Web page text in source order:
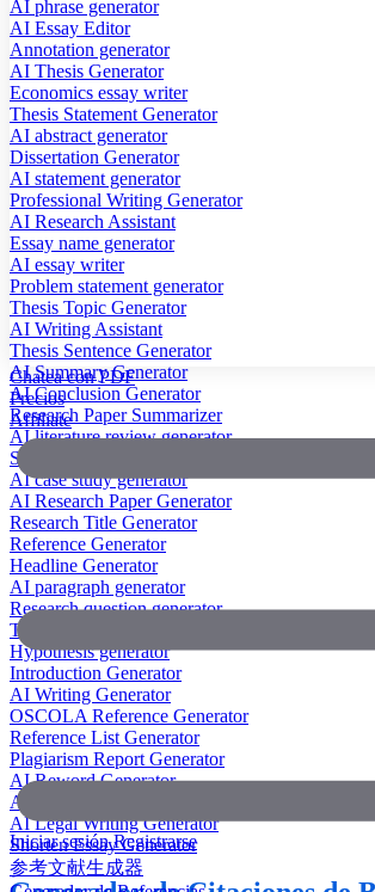
AI phrase generator
AI Essay Editor
Annotation generator
AI Thesis Generator
Economics essay writer
Thesis Statement Generator
AI abstract generator
Dissertation Generator
AI statement generator
Professional Writing Generator
AI Research Assistant
Essay name generator
AI essay writer
Problem statement generator
Thesis Topic Generator
AI Writing Assistant
Thesis Sentence Generator
AI Summary Generator
AI Conclusion Generator
Research Paper Summarizer
AI literature review generator
Scientific Paper Summarizer
AI case study generator
AI Research Paper Generator
Research Title Generator
Reference Generator
Headline Generator
AI paragraph generator
Research question generator
Thesis paragraph generator
Hypothesis generator
Introduction Generator
AI Writing Generator
OSCOLA Reference Generator
Reference List Generator
Plagiarism Report Generator
AI Reword Generator
AI Bullet Point Generator
AI Legal Writing Generator
Shorten Essay Generator
参考文献生成器
Chatea con PDF
Precios
Affiliate
Iniciar sesiónRegistrarse